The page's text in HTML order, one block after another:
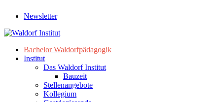
Newsletter
Bachelor Waldorfpädagogik
Institut
Das Waldorf Institut
Bauzeit
Stellenangebote
Kollegium